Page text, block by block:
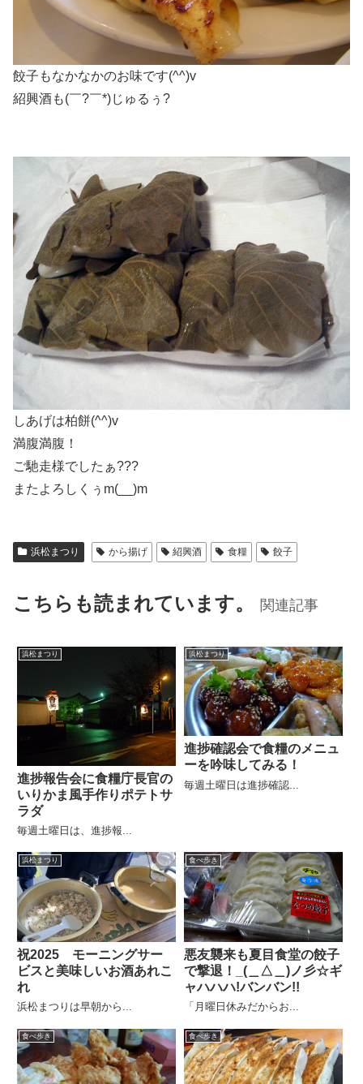
餃子もなかなかのお味です(^^)v
紹興酒も(￣?￣*)じゅるぅ?
しあげは柏餅(^^)v
満腹満腹！
ご馳走様でしたぁ???
またよろしくぅm(__)m
浜松まつり から揚げ 紹興酒 食糧 餃子
こちらも読まれています。 関連記事
浜松まつり
進捗報告会に食糧庁長官の
いりかま風手作りポテトサ
ラダ
毎週土曜日は、進捗報...
浜松まつり
進捗確認会で食糧のメニュ
ーを吟味してみる！
毎週土曜日は進捗確認...
浜松まつり
祝2025 モーニングサー
ビスと美味しいお酒あれこ
れ
浜松まつりは早朝から...
食べ歩き
悪友襲来も夏目食堂の餃子
で撃退！_(＿△＿)ノ彡☆ギ
ャハハハ!バンバン!!
「月曜日休みだからお...
食べ歩き 食べ歩き